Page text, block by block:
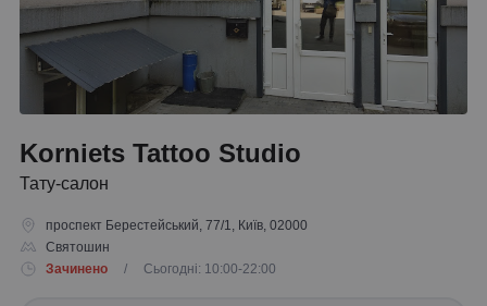
Korniets Tattoo Studio
Тату-салон
проспект Берестейський, 77/1, Київ, 02000
Святошин
Зачинено
/ Сьогодні: 10:00-22:00